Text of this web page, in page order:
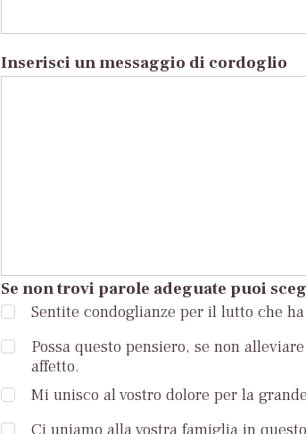
Inserisci un messaggio di cordoglio
Se non trovi parole adeguate puoi
Sentite condoglianze per il lutto che
Possa questo pensiero, se non
affetto.
Mi unisco al vostro dolore per la